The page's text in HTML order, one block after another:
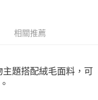
以下簡稱本公司）所提供，讓
，並由商店將買賣／分期付款
相關推薦
題搭配絨毛面料，可